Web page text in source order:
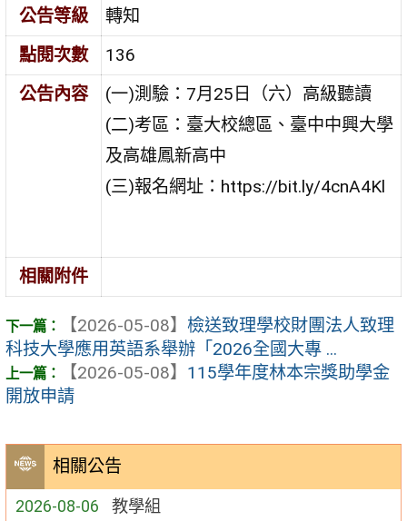
相關公告
2026-08-06 教學組
公告等級
轉知
點閱次數
136
公告內容
(一)測驗：7月25日（六）高級聽讀
(二)考區：臺大校總區、臺中中興大學
及高雄鳳新高中
(三)報名網址：https://bit.ly/4cnA4Kl
相關附件
【2026-05-08】 檢送致理學校財團法人致理
科技大學應用英語系舉辦「2026全國大專 ...
【2026-05-08】 115學年度林本宗獎助學金
開放申請